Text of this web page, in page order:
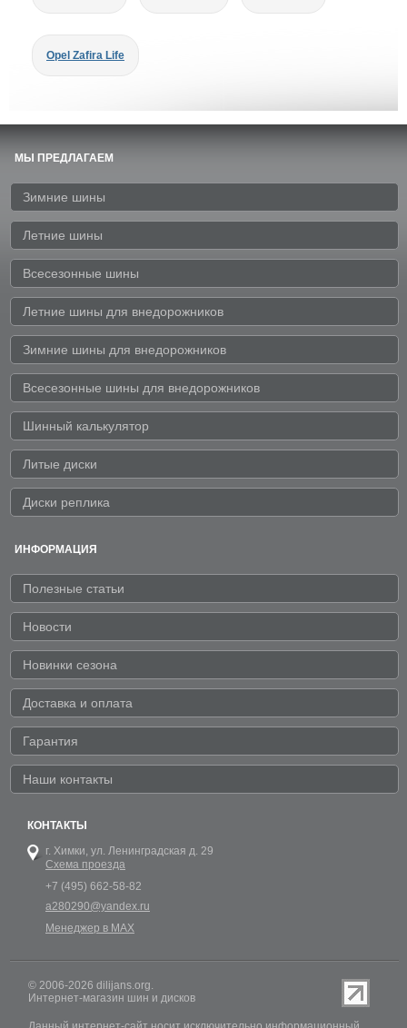
Opel Zafira Life
МЫ ПРЕДЛАГАЕМ
Зимние шины
Летние шины
Всесезонные шины
Летние шины для внедорожников
Зимние шины для внедорожников
Всесезонные шины для внедорожников
Шинный калькулятор
Литые диски
Диски реплика
ИНФОРМАЦИЯ
Полезные статьи
Новости
Новинки сезона
Доставка и оплата
Гарантия
Наши контакты
КОНТАКТЫ
г. Химки, ул. Ленинградская д. 29
Схема проезда
+7 (495) 662-58-82
a280290@yandex.ru
Менеджер в MAX
© 2006-2026 dilijans.org.
Интернет-магазин шин и дисков